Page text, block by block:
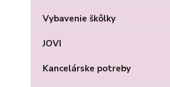
Vybavenie škôlky
JOVI
Kancelárske potreby